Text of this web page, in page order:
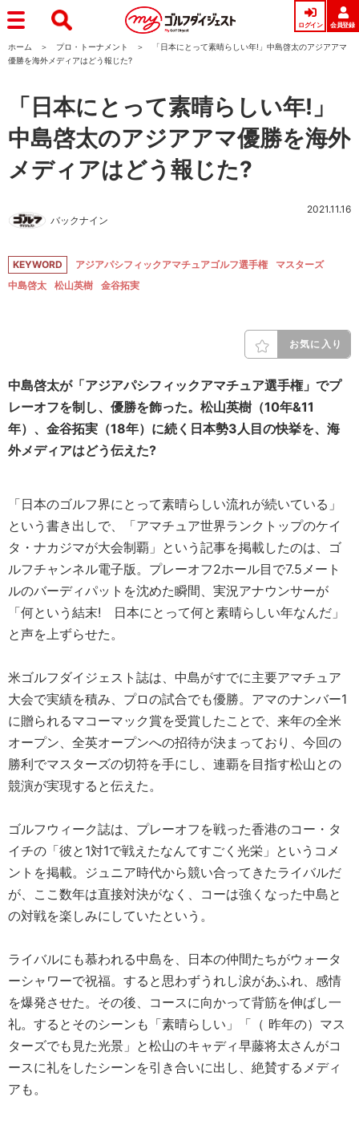
ログイン 会員登録
ホーム プロ・トーナメント
「日本にとって素晴らしい年!」中島啓太のアジアアマ
優勝を海外メディアはどう報じた?
「日本にとって素晴らしい年!」
中島啓太のアジアアマ優勝を海外
メディアはどう報じた?
バックナイン
2021.11.16
KEYWORD アジアパシフィックアマチュアゴルフ選手権
マスターズ
中島啓太
松山英樹 金谷拓実
お気に入り
中島啓太が「アジアパシフィックアマチュア選手権」でプ
レーオフを制し、優勝を飾った。松山英樹（10年&11
年）、金谷拓実（18年）に続く日本勢3人目の快挙を、海
外メディアはどう伝えた?
「日本のゴルフ界にとって素晴らしい流れが続いている」
という書き出しで、「アマチュア世界ランクトップのケイ
タ・ナカジマが大会制覇」という記事を掲載したのは、ゴ
ルフチャンネル電子版。プレーオフ2ホール目で7.5メート
ルのバーディパットを沈めた瞬間、実況アナウンサーが
「何という結末! 日本にとって何と素晴らしい年なんだ」
と声を上ずらせた。
米ゴルフダイジェスト誌は、中島がすでに主要アマチュア
大会で実績を積み、プロの試合でも優勝。アマのナンバー1
に贈られるマコーマック賞を受賞したことで、来年の全米
オープン、全英オープンへの招待が決まっており、今回の
勝利でマスターズの切符を手にし、連覇を目指す松山との
競演が実現すると伝えた。
ゴルフウィーク誌は、プレーオフを戦った香港のコー・タ
イチの「彼と1対1で戦えたなんてすごく光栄」というコメ
ントを掲載。ジュニア時代から競い合ってきたライバルだ
が、ここ数年は直接対決がなく、コーは強くなった中島と
の対戦を楽しみにしていたという。
ライバルにも慕われる中島を、日本の仲間たちがウォータ
ーシャワーで祝福。すると思わずうれし涙があふれ、感情
を爆発させた。その後、コースに向かって背筋を伸ばし一
礼。するとそのシーンも「素晴らしい」「（ 昨年の）マス
ターズでも見た光景」と松山のキャディ早藤将太さんがコ
ースに礼をしたシーンを引き合いに出し、絶賛するメディ
アも。